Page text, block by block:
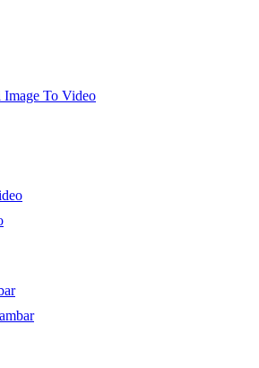
Image To Video